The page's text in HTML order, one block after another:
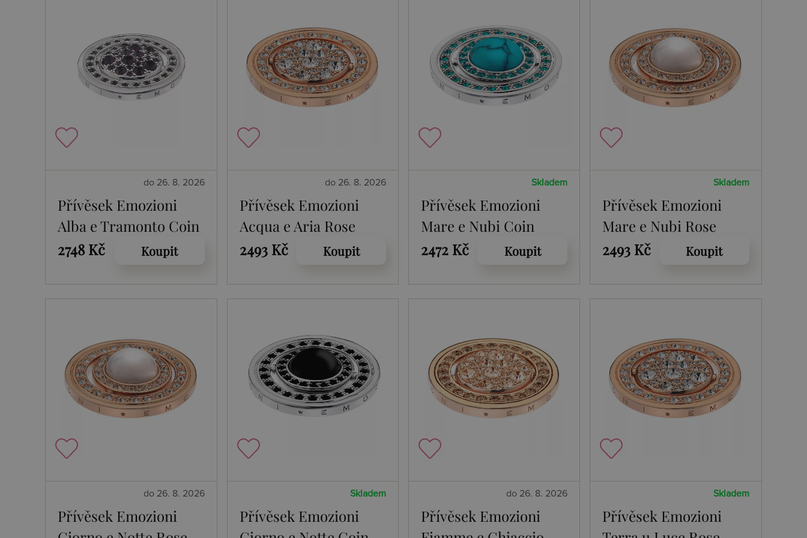
do 26. 8. 2026
Přívěsek Emozioni
Alba e Tramonto Coin
2748 Kč
Koupit
do 26. 8. 2026
Přívěsek Emozioni
Acqua e Aria Rose
Gold Coin
2493 Kč Koupit
Skladem
Přívěsek Emozioni
Mare e Nubi Coin
2472 Kč
Koupit
Skladem
Přívěsek Emozioni
Mare e Nubi Rose
Gold Coin
2493 Kč Koupit
do 26. 8. 2026
Přívěsek Emozioni
Skladem
Přívěsek Emozioni
do 26. 8. 2026
Přívěsek Emozioni
Skladem
Přívěsek Emozioni